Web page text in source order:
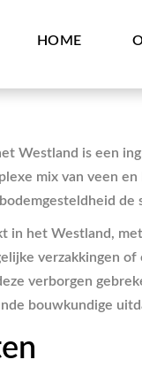
HOME
Westland is een
mix van veen
in het Westland,
verzakkingen
verborgen
bouwkundige